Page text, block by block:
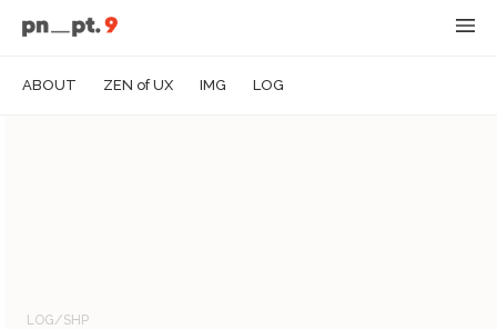
ABOUT ZEN of UX IMG LOG
LOG/SHP